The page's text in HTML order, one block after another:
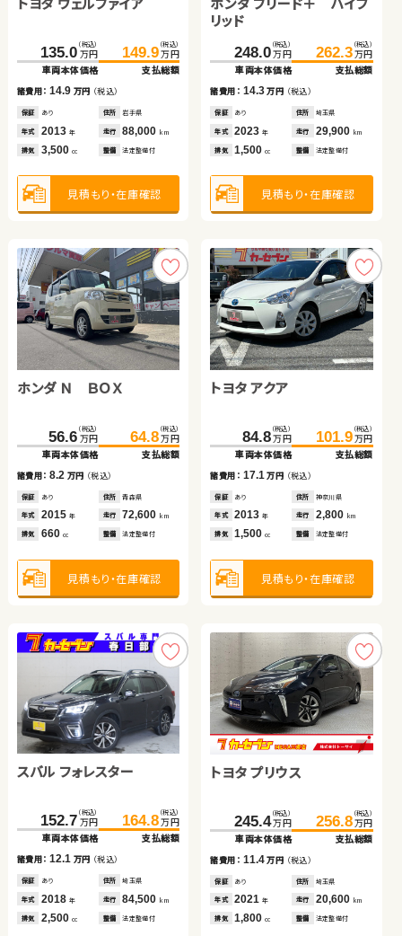
135.0 （税込）
万円
車両本体価格
149.9 （税込）
万円
支払総額
諸費用：14.9 万円 （税込）
保証 あり 住所 岩手県
年式 2013 年 走行 88,000 km
排気 3,500 cc 整備 法定整備付
見積もり・在庫確認
リッド
248.0 （税込）
万円
車両本体価格
262.3 （税込）
万円
支払総額
諸費用： 14.3万円 （税込）
保証 あり 住所 埼玉県
年式 2023年 走行 29,900 km
排気 1,500cc 整備 法定整備付
見積もり・在庫確認
ホンダ Ｎ ＢＯＸ
56.6 （税込）
万円
車両本体価格
64.8 （税込）
万円
支払総額
諸費用：8.2 万円 （税込）
保証 あり 住所 青森県
年式 2015 年 走行 72,600 km
排気 660 cc 整備 法定整備付
見積もり・在庫確認
トヨタ アクア
84.8 （税込）
万円
車両本体価格
101.9 （税込）
万円
支払総額
諸費用： 17.1万円 （税込）
保証 あり 住所 神奈川県
年式 2013年 走行 2,800 km
排気 1,500cc 整備 法定整備付
見積もり・在庫確認
スバル フォレスター
152.7 （税込）
万円
車両本体価格
164.8 （税込）
万円
支払総額
諸費用：12.1 万円 （税込）
保証 あり 住所 埼玉県
年式 2018 年 走行 84,500 km
排気 2,500 cc 整備 法定整備付
トヨタ プリウス
245.4 （税込）
万円
車両本体価格
256.8 （税込）
万円
支払総額
諸費用： 11.4万円 （税込）
保証 あり 住所 埼玉県
年式 2021年 走行 20,600 km
排気 1,800cc 整備 法定整備付
ダイハツ ムーヴ キャンバ
95.3 （税込）
万円
車両本体価格
100.0 （税込）
万円
支払総額
諸費用：4.7万円（税込）
保証 なし 住所 岡山県
年式 2017 年 走行 64,900 km
排気 660cc 整備 なし
見積もり・在庫確認
45.3 （税込）
万円
車両本体価格
49.7 （税込）
万円
支払総額
諸費用： 4.4万円（税込）
保証 なし 住所 岡山県
年式 2013年 走行 62,500 km
排気 660cc 整備 なし
見積もり・在庫確認
ホンダ Ｎ ＢＯＸ
165.8（税込）
万円
車両本体価格
諸費用：4.4 万円 （税込）
保証 あり 住所 福島県
排気 660 整備 法定整備付
ダイハツ タント
99.7 （税込）
万円
車両本体価格
103.8 （税込）
万円
支払総額
諸費用： 4.1万円（税込）
保証 なし 住所 岡山県
年式 2015年 走行 58,600km
排気 660cc 整備 法定整備付
見積もり・在庫確認
スバル フォレスター ハイ
ブリッド
244.1（税込）
万円
車両本体価格
諸費用：15.4万円 （税込）
保証 あり 住所 埼玉県
ダイハツ ムーヴ
21.6万円
車両本体価格
諸費用：8.2 万円 （税込）
保証 あり 住所 青森県
トヨタ ヴォクシー
212.2万円
車両本体価格
諸費用：13.7万円 （税込）
保証 あり 住所 岩手県
排気 2,000cc 整備 法定整備付
トヨタ ヴェルファイア
119.8万円
車両本体価格
諸費用：13.1万円 （税込）
保証 あり 住所 鹿児島県
排気 2,400cc 整備 法定整備付
日産 セレナ
223.6万円
車両本体価格
諸費用：12.3万円 （税込）
保証 あり 住所 岩手県
排気 2,000cc 整備 法定整備付
スズキ スイフト
91.0万円
車両本体価格
支払総額
諸費用：12.9万円 （税込）
保証 あり 住所 岩手県
排気 1,200cc 整備 法定整備付
スズキ ジムニーシエラ
238.4（税込）
万円
車両本体価格
諸費用：15.5万円 （税込）
保証 あり 住所 岩手県
スズキ ワゴンＲ
41.6万円
車両本体価格
諸費用：8.2 万円 （税込）
保証 あり 住所 青森県